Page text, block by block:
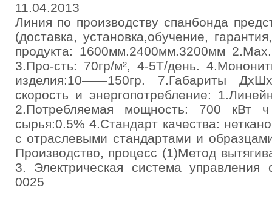
11.04.2013
Линия по производству спанбонда
(доставка, установка,обучение,
продукта: 1600мм.2400мм.3200мм
3.Про-сть: 70гр/м², 4-5T/день.
изделия:10——150гр. 7.Габариты
скорость и энергопотребление:
2.Потребляемая мощность: 700 кВт
сырья:0.5% 4.Стандарт качества:
с отраслевыми стандартами и
Производство, процесс (1)Метод
3. Электрическая система управления
0025